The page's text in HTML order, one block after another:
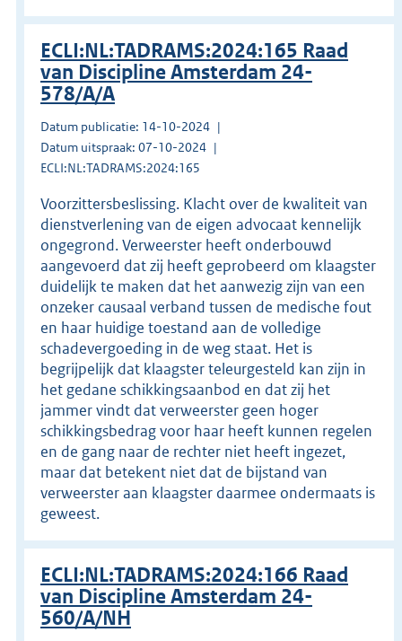
ECLI:NL:TADRAMS:2024:165 Raad
van Discipline Amsterdam 24-
578/A/A
Datum publicatie: 14-10-2024
Datum uitspraak: 07-10-2024
ECLI:NL:TADRAMS:2024:165
Voorzittersbeslissing. Klacht over de kwaliteit van
dienstverlening van de eigen advocaat kennelijk
ongegrond. Verweerster heeft onderbouwd
aangevoerd dat zij heeft geprobeerd om klaagster
duidelijk te maken dat het aanwezig zijn van een
onzeker causaal verband tussen de medische fout
en haar huidige toestand aan de volledige
schadevergoeding in de weg staat. Het is
begrijpelijk dat klaagster teleurgesteld kan zijn in
het gedane schikkingsaanbod en dat zij het
jammer vindt dat verweerster geen hoger
schikkingsbedrag voor haar heeft kunnen regelen
en de gang naar de rechter niet heeft ingezet,
maar dat betekent niet dat de bijstand van
verweerster aan klaagster daarmee ondermaats is
geweest.
ECLI:NL:TADRAMS:2024:166 Raad
van Discipline Amsterdam 24-
560/A/NH